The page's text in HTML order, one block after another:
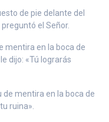
de pie delante del
preguntó el Señor.
mentira en la boca de
dijo: «Tú lograrás
de mentira en la boca de
ruina».